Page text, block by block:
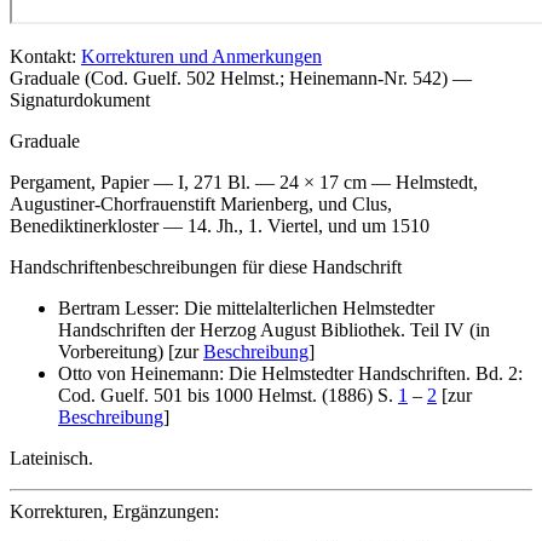
Kontakt: Korrekturen und Anmerkungen
Graduale (Cod. Guelf. 502 Helmst.; Heinemann-Nr. 542) —
Signaturdokument
Graduale
Pergament, Papier — I, 271 Bl. — 24 × 17 cm — Helmstedt,
Augustiner-Chorfrauenstift Marienberg, und Clus,
Benediktinerkloster — 14. Jh., 1. Viertel, und um 1510
Handschriftenbeschreibungen für diese Handschrift
Bertram Lesser: Die mittelalterlichen Helmstedter
Handschriften der Herzog August Bibliothek. Teil IV (in
Vorbereitung) [zurBeschreibung]
Otto von Heinemann: Die Helmstedter Handschriften. Bd. 2:
Cod. Guelf. 501 bis 1000 Helmst. (1886) S. 1 – 2 [zur
Beschreibung]
Lateinisch.
Korrekturen, Ergänzungen: